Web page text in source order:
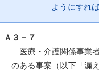
ようにすれ
Ａ３－７
医療・介護関係事業
のある事案（以下「漏